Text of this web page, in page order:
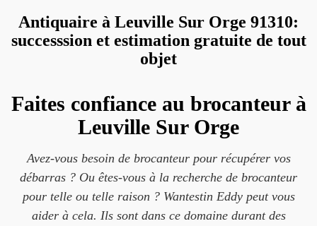
Antiquaire à Leuville Sur Orge 91310:
successsion et estimation gratuite de tout
objet
Faites confiance au brocanteur à
Leuville Sur Orge
Avez-vous besoin de brocanteur pour récupérer vos
débarras ? Ou êtes-vous à la recherche de brocanteur
pour telle ou telle raison ? Wantestin Eddy peut vous
aider à cela. Ils sont dans ce domaine durant des